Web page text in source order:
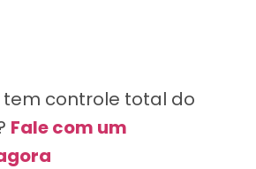
tem controle total do
Fale com um